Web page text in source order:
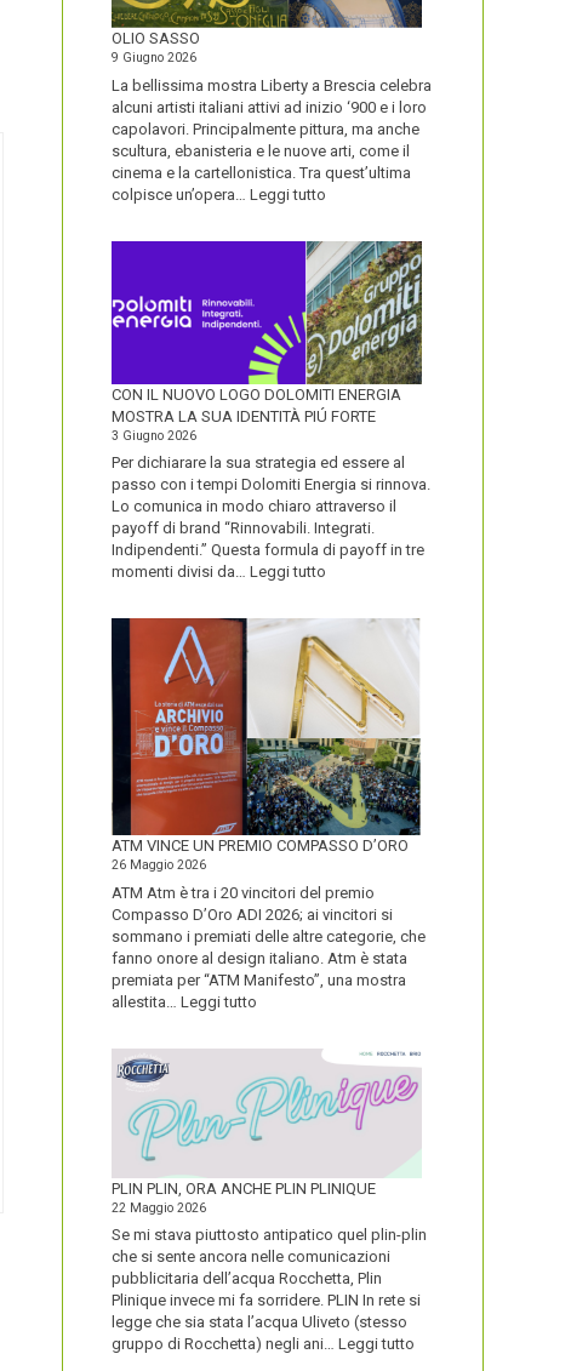
ALL’ORIGINE
DI
NOME
OLIO SASSO
9 Giugno 2026
La bellissima mostra Liberty a Brescia celebra
alcuni artisti italiani attivi ad inizio ‘900 e i loro
capolavori. Principalmente pittura, ma anche
scultura, ebanisteria e le nuove arti, come il
cinema e la cartellonistica. Tra quest’ultima
colpisce un’opera… Leggi tutto
CON IL NUOVO LOGO DOLOMITI ENERGIA
MOSTRA LA SUA IDENTITÀ PIÚ FORTE
3 Giugno 2026
Per dichiarare la sua strategia ed essere al
passo con i tempi Dolomiti Energia si rinnova.
Lo comunica in modo chiaro attraverso il
payoff di brand “Rinnovabili. Integrati.
Indipendenti.” Questa formula di payoff in tre
momenti divisi da… Leggi tutto
LOGO
DOLOMITI
ENERGIA
MOSTRA
LA
SUA
IDENTITÀ
PIÚ
FORTE
ATM VINCE UN PREMIO COMPASSO D’ORO
26 Maggio 2026
ATM Atm è tra i 20 vincitori del premio
Compasso D’Oro ADI 2026; ai vincitori si
sommano i premiati delle altre categorie, che
fanno onore al design italiano. Atm è stata
premiata per “ATM Manifesto”, una mostra
allestita… Leggi tutto
PREMIO
COMPASSO
D’ORO
PLIN PLIN, ORA ANCHE PLIN PLINIQUE
22 Maggio 2026
Se mi stava piuttosto antipatico quel plin-plin
che si sente ancora nelle comunicazioni
pubblicitaria dell’acqua Rocchetta, Plin
Plinique invece mi fa sorridere. PLIN In rete si
legge che sia stata l’acqua Uliveto (stesso
gruppo di Rocchetta) negli ani… Leggi tutto